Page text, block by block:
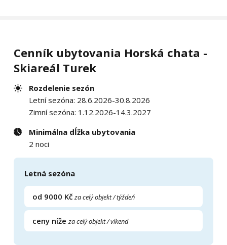
Cenník ubytovania Horská chata -
Skiareál Turek
Rozdelenie sezón
Letní sezóna: 28.6.2026-30.8.2026
Zimní sezóna: 1.12.2026-14.3.2027
Minimálna dĺžka ubytovania
2 noci
Letná sezóna
od 9000 Kč za celý objekt / týždeň
ceny níže za celý objekt / víkend